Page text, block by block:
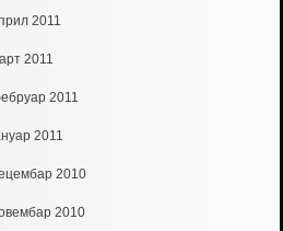
2011
2011
2011
2011
2010
2010